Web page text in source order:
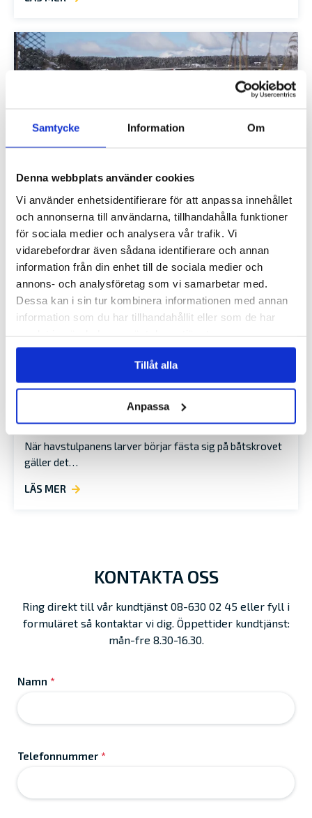
Samtycke Information Om
Denna webbplats använder cookies
Vi använder enhetsidentifierare för att anpassa innehållet
och annonserna till användarna, tillhandahålla funktioner
för sociala medier och analysera vår trafik. Vi
vidarebefordrar även sådana identifierare och annan
information från din enhet till de sociala medier och
annons- och analysföretag som vi samarbetar med.
Dessa kan i sin tur kombinera informationen med annan
information som du har tillhandahållit eller som de har
Tillåt alla
Anpassa
TIPS INFÖR VINTERFÖRVARINGEN
När sommarsäsongen går mot sitt slut ska din båt tas…
LÄS MER
HAVSTULPANER
När havstulpanens larver börjar fästa sig på båtskrovet
gäller det…
LÄS MER
KONTAKTA OSS
Ring direkt till vår kundtjänst 08-630 02 45 eller fyll i
formuläret så kontaktar vi dig. Öppettider kundtjänst:
mån-fre 8.30-16.30.
Namn *
Telefonnummer *